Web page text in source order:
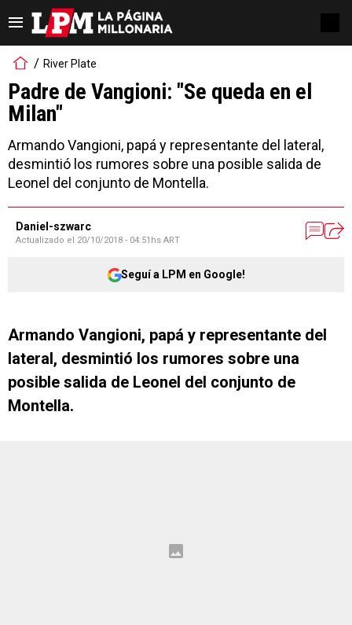
River Plate
Padre de Vangioni: "Se queda en el
Milan"
Armando Vangioni, papá y representante del lateral,
desmintió los rumores sobre una posible salida de
Leonel del conjunto de Montella.
Daniel-szwarc
Actualizado el 20/10/2018 - 04:51hs ART
Seguí a LPM en Google!
Armando Vangioni, papá y representante del
lateral, desmintió los rumores sobre una
posible salida de Leonel del conjunto de
Montella.